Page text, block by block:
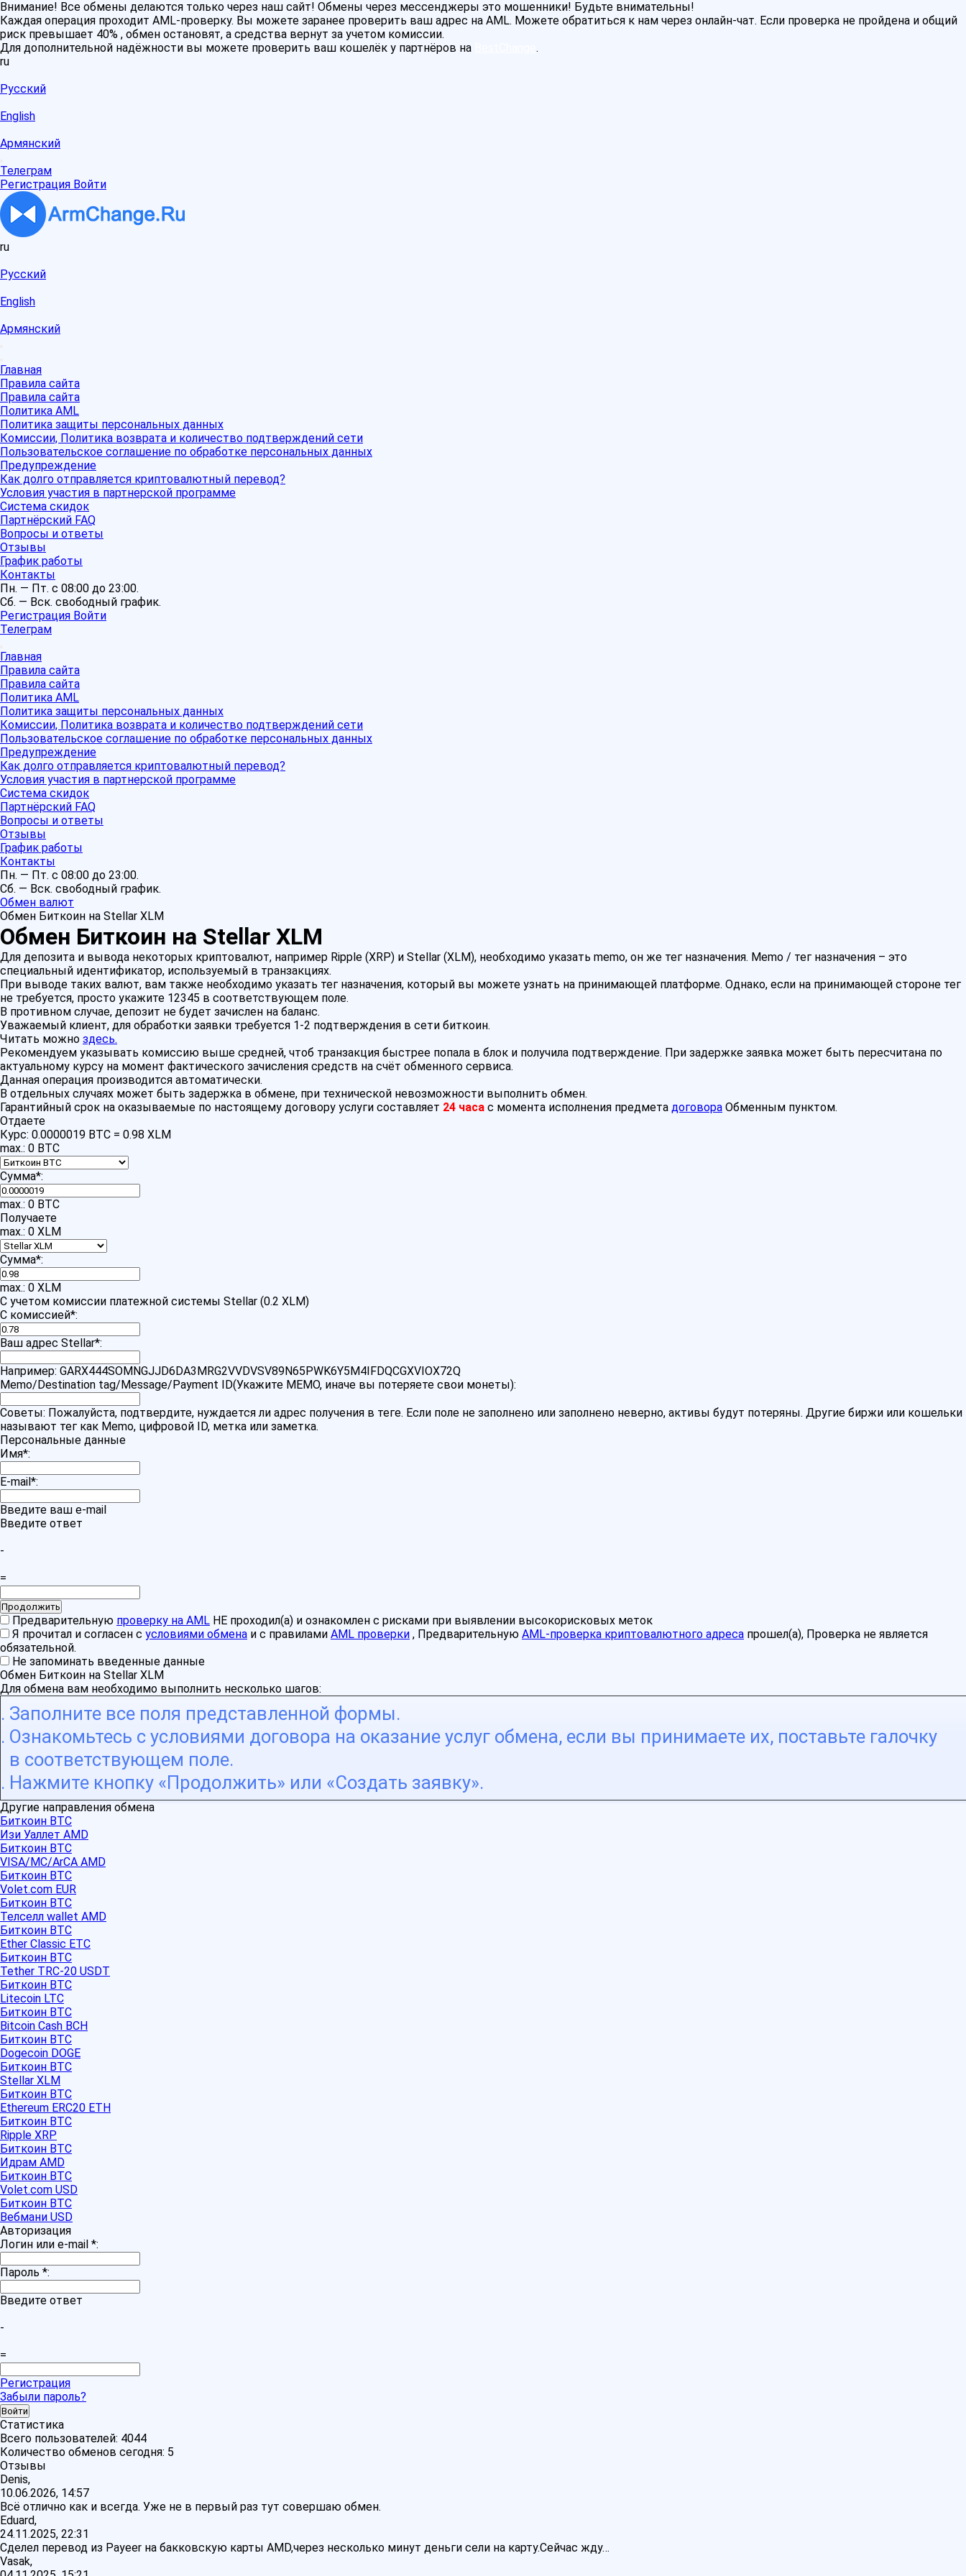
Внимание! Все обмены делаются только через наш сайт! Обмены через мессенджеры это мошенники! Будьте внимательны!
Каждая операция проходит AML-проверку. Вы можете заранее проверить ваш адрес на AML. Можете обратиться к нам через онлайн-чат. Если проверка не пройдена и общий
риск превышает 40% , обмен остановят, а средства вернут за учетом комиссии.
Для дополнительной надёжности вы можете проверить ваш кошелёк у партнёров на
.
ru
Русский
English
Армянский
Телеграм
Регистрация Войти
ru
Русский
English
Армянский
Главная
Правила сайта
Правила сайта
Политика AML
Политика защиты персональных данных
Комиссии, Политика возврата и количество подтверждений сети
Пользовательское соглашение по обработке персональных данных
Предупреждение
Как долго отправляется криптовалютный перевод?
Условия участия в партнерской программе
Система скидок
Партнёрский FAQ
Вопросы и ответы
Отзывы
График работы
Контакты
Пн. — Пт. с 08:00 до 23:00.
Сб. — Вск. свободный график.
Регистрация Войти
Телеграм
Главная
Правила сайта
Правила сайта
Политика AML
Политика защиты персональных данных
Комиссии, Политика возврата и количество подтверждений сети
Пользовательское соглашение по обработке персональных данных
Предупреждение
Как долго отправляется криптовалютный перевод?
Условия участия в партнерской программе
Система скидок
Партнёрский FAQ
Вопросы и ответы
Отзывы
График работы
Контакты
Пн. — Пт. с 08:00 до 23:00.
Сб. — Вск. свободный график.
Обмен валют
Обмен Биткоин на Stellar XLM
Обмен Биткоин на Stellar XLM
Для депозита и вывода некоторых криптовалют, например Ripple (XRP) и Stellar (XLM), необходимо указать memo, он же тег назначения. Memo / тег назначения – это
специальный идентификатор, используемый в транзакциях.
При выводе таких валют, вам также необходимо указать тег назначения, который вы можете узнать на принимающей платформе. Однако, если на принимающей стороне тег
не требуется, просто укажите 12345 в соответствующем поле.
В противном случае, депозит не будет зачислен на баланс.
Уважаемый клиент, для обработки заявки требуется 1-2 подтверждения в сети биткоин.
Читать можно здесь.
Рекомендуем указывать комиссию выше средней, чтоб транзакция быстрее попала в блок и получила подтверждение. При задержке заявка может быть пересчитана по
актуальному курсу на момент фактического зачисления средств на счёт обменного сервиса.
Данная операция производится автоматически.
В отдельных случаях может быть задержка в обмене, при технической невозможности выполнить обмен.
Гарантийный срок на оказываемые по настоящему договору услуги составляет 24 часа с момента исполнения предмета договора Обменным пунктом.
Отдаете
Курс: 0.0000019 BTC = 0.98 XLM
max.: 0 BTC
Сумма*:
max.: 0 BTC
Получаете
max.: 0 XLM
Сумма*:
max.: 0 XLM
С учетом комиссии платежной системы Stellar (0.2 XLM)
С комиссией*:
Ваш адрес Stellar*:
Например: GARX444SOMNGJJD6DA3MRG2VVDVSV89N65PWK6Y5M4IFDQCGXVIOX72Q
Memo/Destination tag/Message/Payment ID(Укажите MEMO, иначе вы потеряете свои монеты):
Советы: Пожалуйста, подтвердите, нуждается ли адрес получения в теге. Если поле не заполнено или заполнено неверно, активы будут потеряны. Другие биржи или кошельки
называют тег как Memo, цифровой ID, метка или заметка.
Персональные данные
Имя*:
E-mail*:
Введите ваш e-mail
Введите ответ
-
=
Предварительную проверку на AML НЕ проходил(а) и ознакомлен с рисками при выявлении высокорисковых меток
Я прочитал и согласен с условиями обмена и с правилами AML проверки , Предварительную AML-проверка криптовалютного адреса прошел(а), Проверка не является
обязательной.
Не запоминать введенные данные
Обмен Биткоин на Stellar XLM
Для обмена вам необходимо выполнить несколько шагов:
Заполните все поля представленной формы.
Ознакомьтесь с условиями договора на оказание услуг обмена, если вы принимаете их, поставьте галочку
в соответствующем поле.
Нажмите кнопку «Продолжить» или «Создать заявку».
Другие направления обмена
Биткоин BTC
Изи Уаллет AMD
Биткоин BTC
VISA/MC/ArCA AMD
Биткоин BTC
Volet.com EUR
Биткоин BTC
Телселл wallet AMD
Биткоин BTC
Ether Classic ETC
Биткоин BTC
Tether TRC-20 USDT
Биткоин BTC
Litecoin LTC
Биткоин BTC
Bitcoin Cash BCH
Биткоин BTC
Dogecoin DOGE
Биткоин BTC
Stellar XLM
Биткоин BTC
Ethereum ERC20 ETH
Биткоин BTC
Ripple XRP
Биткоин BTC
Идрам AMD
Биткоин BTC
Volet.com USD
Биткоин BTC
Вебмани USD
Авторизация
Логин или e-mail *:
Пароль *:
Введите ответ
-
=
Регистрация
Забыли пароль?
Статистика
Всего пользователей: 4044
Количество обменов сегодня: 5
Отзывы
Denis,
10.06.2026, 14:57
Всё отлично как и всегда. Уже не в первый раз тут совершаю обмен.
Eduard,
24.11.2025, 22:31
Сделел перевод из Payeer на бакковскую карты AMD,через несколько минут деньги сели на карту.Сейчас жду…
Vasak,